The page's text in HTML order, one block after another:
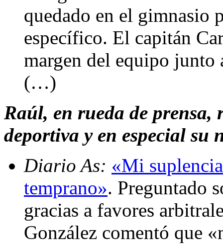
quedado en el gimnasio
específico. El capitán
margen del equipo
(…)
Raúl, en rueda de
deportiva y en especial
Diario As: «Mi
temprano». Preguntado
gracias a favores
González comentó que